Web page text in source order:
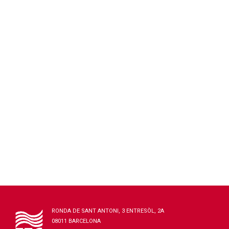
RONDA DE SANT ANTONI, 3 ENTRESÒL, 2A
08011 BARCELONA